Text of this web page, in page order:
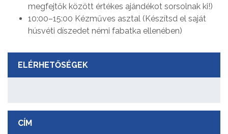
megfejtők között értékes ajándékot sorsolnak ki!)
10:00–15:00 Kézműves asztal (Készítsd el saját
húsvéti díszedet némi fabatka ellenében)
ELÉRHETŐSÉGEK
CÍM